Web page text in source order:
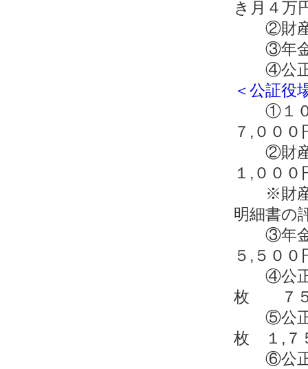
き月４万
②財産
③年金
④公正
＜公証役
①１０
７,００
②財産
１,００
※財産
明細書の
③年
５,５０
④公
枚 ７５
⑤公
枚 １,７
⑥公